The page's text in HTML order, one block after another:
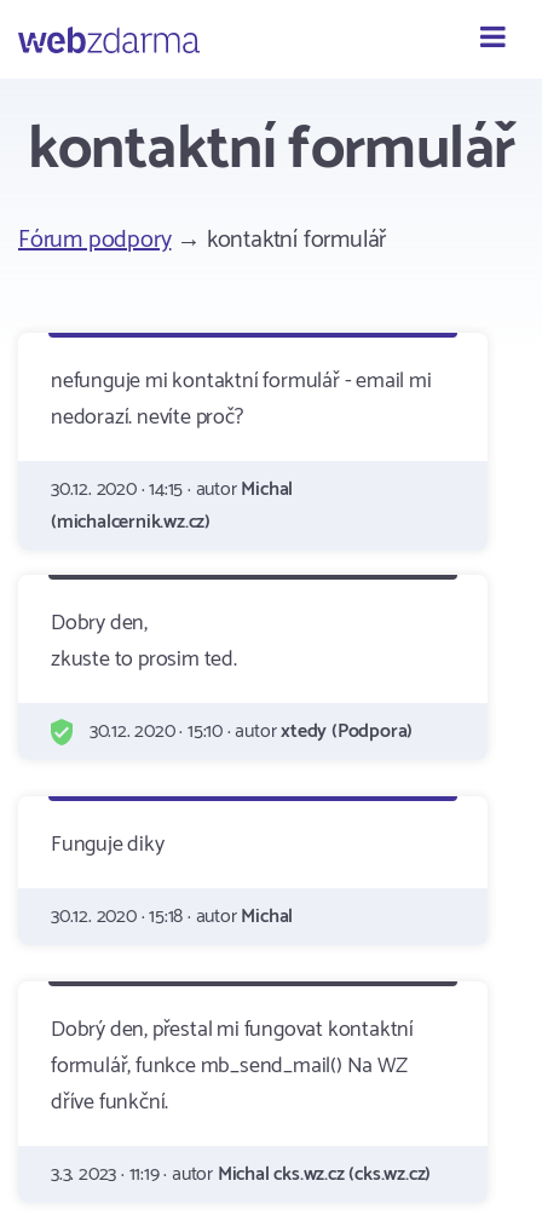
Webzdarma
kontaktní formulář
Fórum podpory→ kontaktní formulář
nefunguje mi kontaktní formulář - email mi
nedorazí. nevíte proč?
30.12. 2020 · 14:15 · autorMichal
(michalcernik.wz.cz)
Dobry den,
zkuste to prosim ted.
30.12. 2020 · 15:10 · autorxtedy (Podpora)
Funguje diky
30.12. 2020 · 15:18 · autorMichal
Dobrý den, přestal mi fungovat kontaktní
formulář, funkce mb_send_mail() Na WZ
dříve funkční.
3.3. 2023 · 11:19 · autorMichal cks.wz.cz (cks.wz.cz)